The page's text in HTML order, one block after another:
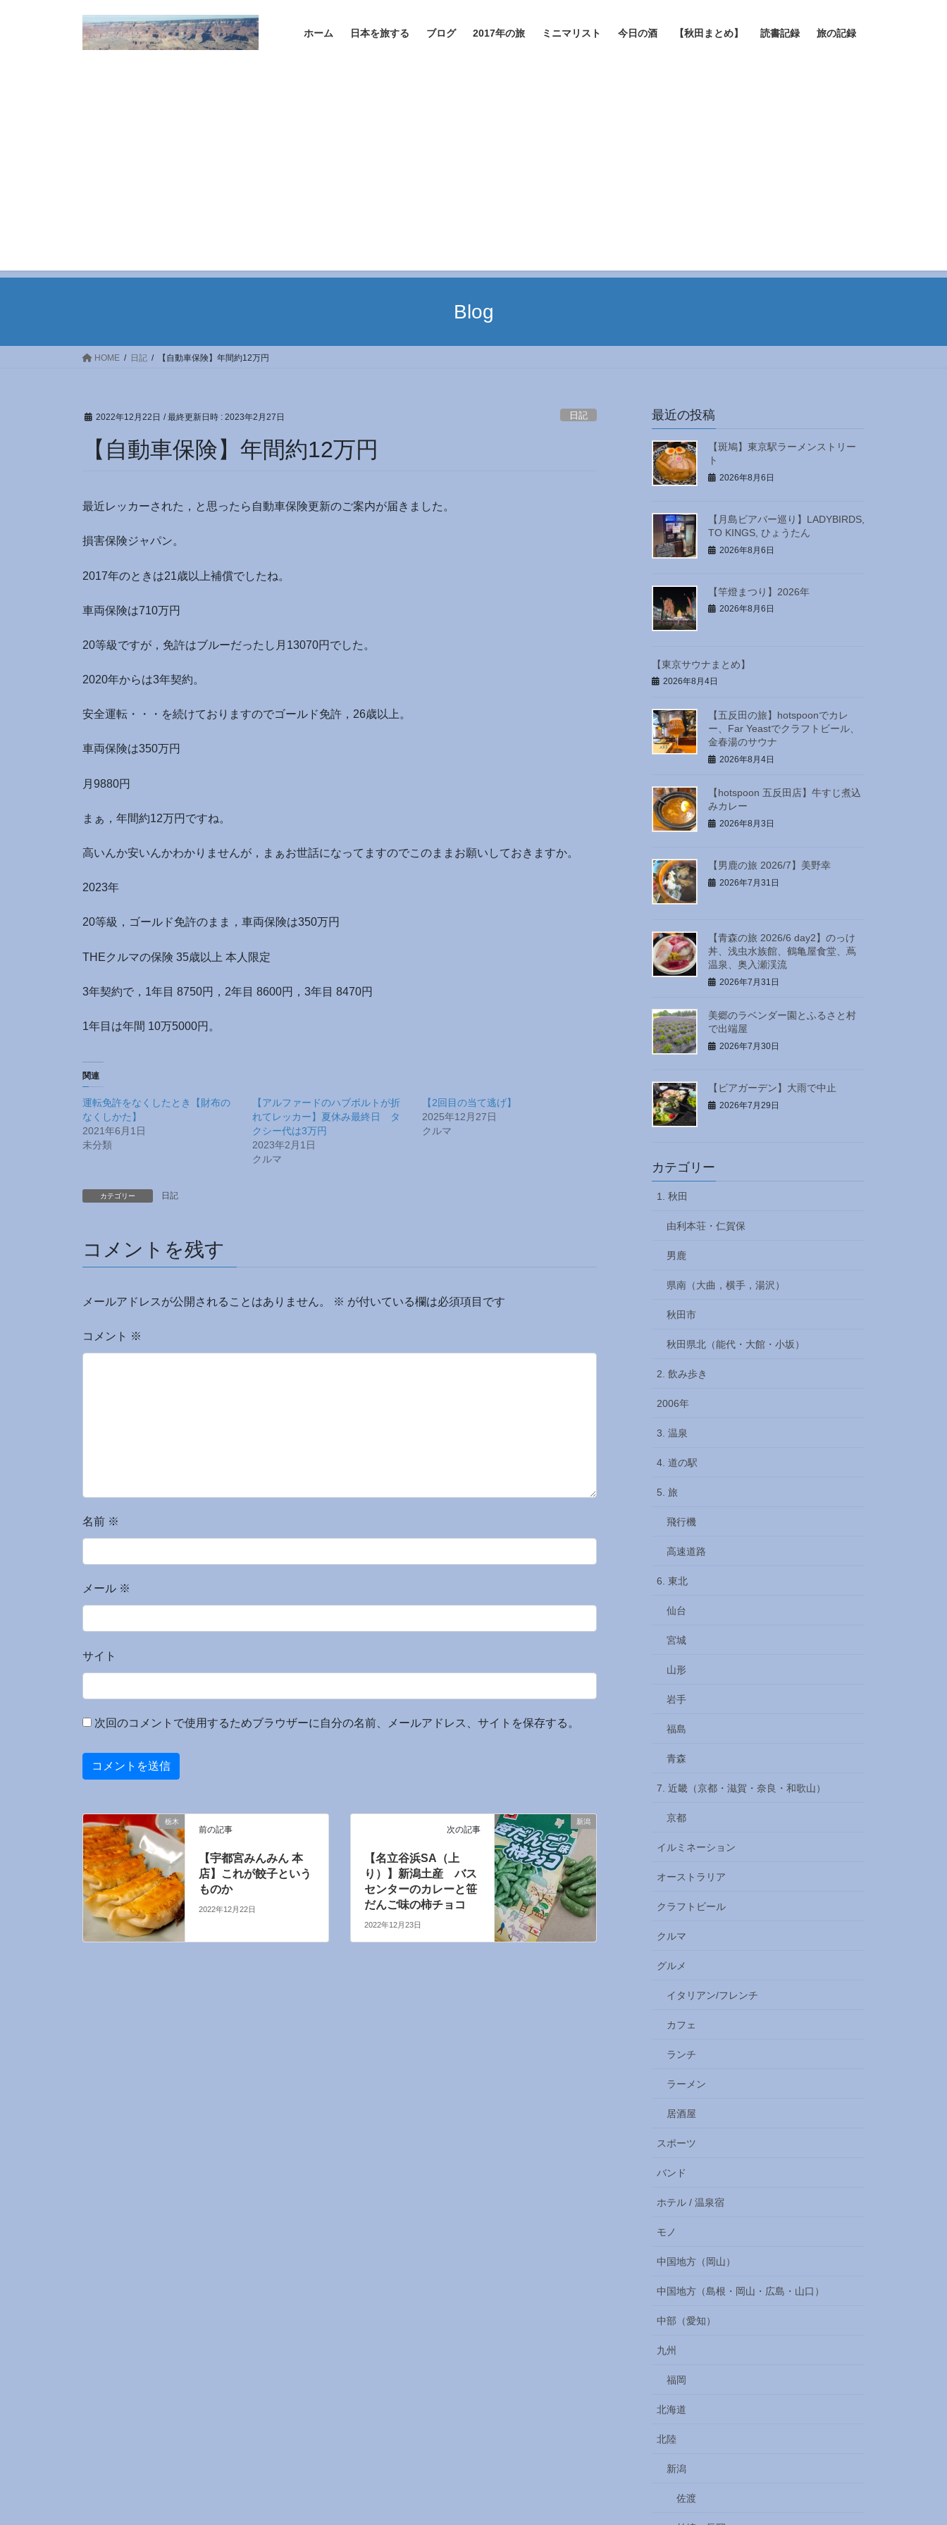
ホーム 日本を旅する ブログ 2017年の旅 ミニマリスト 今日の酒 【秋田まとめ】 読書記録 旅の記録
Blog
HOME 日記 【自動車保険】年間約12万円
2022年12月22日 / 最終更新日時 : 2023年2月27日 日記
【自動車保険】年間約12万円
最近レッカーされた，と思ったら自動車保険更新のご案内が届きました。
損害保険ジャパン。
2017年のときは21歳以上補償でしたね。
車両保険は710万円
20等級ですが，免許はブルーだったし月13070円でした。
2020年からは3年契約。
安全運転・・・を続けておりますのでゴールド免許，26歳以上。
車両保険は350万円
月9880円
まぁ，年間約12万円ですね。
高いんか安いんかわかりませんが，まぁお世話になってますのでこのままお願いしておきますか。
2023年
20等級，ゴールド免許のまま，車両保険は350万円
THEクルマの保険 35歳以上 本人限定
3年契約で，1年目 8750円，2年目 8600円，3年目 8470円
1年目は年間 10万5000円。
関連
運転免許をなくしたとき【財布の
なくしかた】
2021年6月1日
未分類
【アルファードのハブボルトが折
れてレッカー】夏休み最終日 タ
クシー代は3万円
2023年2月1日
クルマ
【2回目の当て逃げ】
2025年12月27日
クルマ
カテゴリー 日記
コメントを残す
メールアドレスが公開されることはありません。 ※ が付いている欄は必須項目です
コメント ※
名前 ※
メール ※
サイト
次回のコメントで使用するためブラウザーに自分の名前、メールアドレス、サイトを保存する。
栃木
前の記事
【宇都宮みんみん 本
店】これが餃子という
ものか
2022年12月22日
新潟
次の記事
【名立谷浜SA（上
り）】新潟土産 バス
センターのカレーと笹
だんご味の柿チョコ
2022年12月23日
最近の投稿
【斑鳩】東京駅ラーメンストリー
ト
2026年8月6日
【月島ビアバー巡り】LADYBIRDS,
TO KINGS, ひょうたん
2026年8月6日
【竿燈まつり】2026年
2026年8月6日
【東京サウナまとめ】
2026年8月4日
【五反田の旅】hotspoonでカレ
ー、Far Yeastでクラフトビール、
金春湯のサウナ
2026年8月4日
【hotspoon 五反田店】牛すじ煮込
みカレー
2026年8月3日
【男鹿の旅 2026/7】美野幸
2026年7月31日
【青森の旅 2026/6 day2】のっけ
丼、浅虫水族館、鶴亀屋食堂、蔦
温泉、奥入瀬渓流
2026年7月31日
美郷のラベンダー園とふるさと村
で出端屋
2026年7月30日
【ビアガーデン】大雨で中止
2026年7月29日
カテゴリー
1. 秋田
由利本荘・仁賀保
男鹿
県南（大曲，横手，湯沢）
秋田市
秋田県北（能代・大館・小坂）
2. 飲み歩き
2006年
3. 温泉
4. 道の駅
5. 旅
飛行機
高速道路
6. 東北
仙台
宮城
山形
岩手
福島
青森
7. 近畿（京都・滋賀・奈良・和歌山）
京都
イルミネーション
オーストラリア
クラフトビール
クルマ
グルメ
イタリアン/フレンチ
カフェ
ランチ
ラーメン
居酒屋
スポーツ
バンド
ホテル / 温泉宿
モノ
中国地方（岡山）
中国地方（島根・岡山・広島・山口）
中部（愛知）
九州
福岡
北海道
北陸
新潟
佐渡